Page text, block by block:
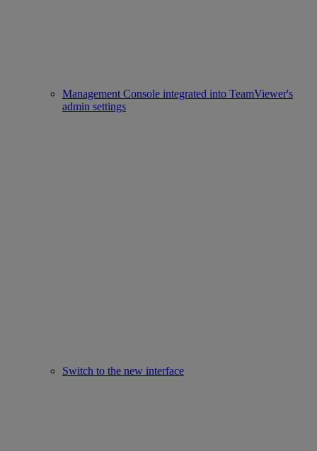
Management Console integrated into TeamViewer's
admin settings
Switch to the new interface